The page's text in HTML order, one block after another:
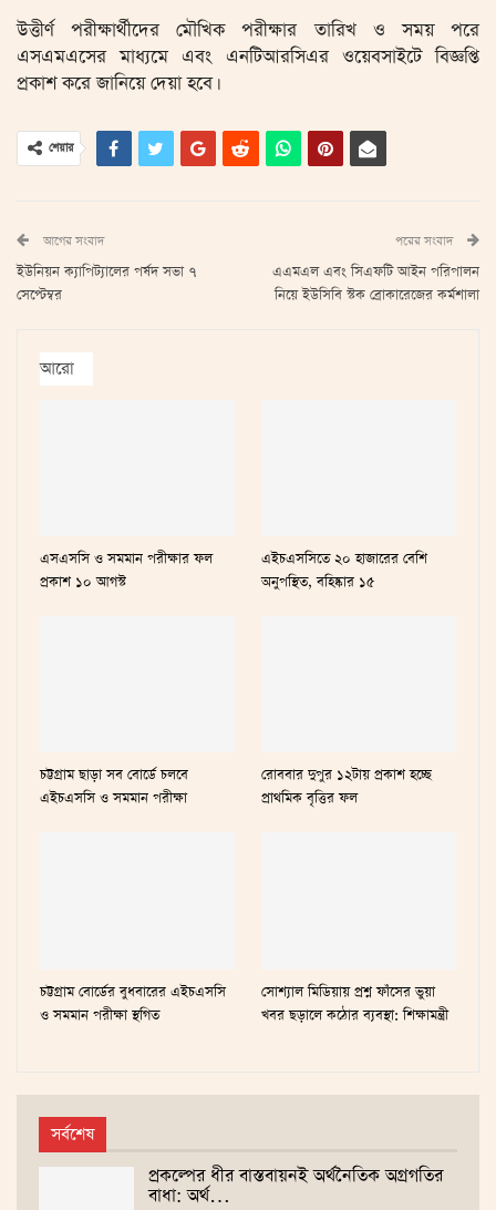
উত্তীর্ণ পরীক্ষার্থীদের মৌখিক পরীক্ষার তারিখ ও সময় পরে
এসএমএসের মাধ্যমে এবং এনটিআরসিএর ওয়েবসাইটে বিজ্ঞপ্তি
প্রকাশ করে জানিয়ে দেয়া হবে।
শেয়ার
আগের সংবাদ
ইউনিয়ন ক্যাপিট্যালের পর্ষদ সভা ৭
সেপ্টেম্বর
পরের সংবাদ
এএমএল এবং সিএফটি আইন পরিপালন
নিয়ে ইউসিবি স্টক ব্রোকারেজের কর্মশালা
আরো
এসএসসি ও সমমান পরীক্ষার ফল
প্রকাশ ১০ আগস্ট
এইচএসসিতে ২০ হাজারের বেশি
অনুপস্থিত, বহিষ্কার ১৫
চট্টগ্রাম ছাড়া সব বোর্ডে চলবে
এইচএসসি ও সমমান পরীক্ষা
রোববার দুপুর ১২টায় প্রকাশ হচ্ছে
প্রাথমিক বৃত্তির ফল
চট্টগ্রাম বোর্ডের বুধবারের এইচএসসি
ও সমমান পরীক্ষা স্থগিত
সোশ্যাল মিডিয়ায় প্রশ্ন ফাঁসের ভুয়া
খবর ছড়ালে কঠোর ব্যবস্থা: শিক্ষামন্ত্রী
সর্বশেষ
প্রকল্পের ধীর বাস্তবায়নই অর্থনৈতিক অগ্রগতির
বাধা: অর্থ…